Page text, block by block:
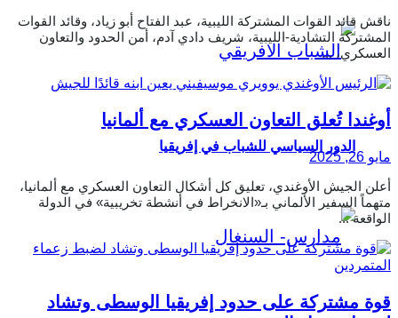
الدور السياسي للشباب في إفريقيا
ناقش قائد القوات المشتركة الليبية، عبد الفتاح أبو زياد، وقائد القوات
المشتركة التشادية-الليبية، شريف دادي آدم، أمن الحدود والتعاون
العسكري، ...
أوغندا تُعلق التعاون العسكري مع ألمانيا
مايو 26, 2025
أعلن الجيش الأوغندي، تعليق كل أشكال التعاون العسكري مع ألمانيا،
متهماً السفير الألماني بـ«الانخراط في أنشطة تخريبية» في الدولة
الواقعة ...
قوة مشتركة على حدود إفريقيا الوسطى وتشاد